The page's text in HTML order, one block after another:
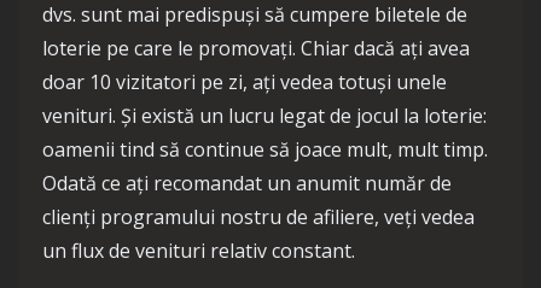
dvs. sunt mai predispuși să cumpere biletele de
loterie pe care le promovați. Chiar dacă ați avea
doar 10 vizitatori pe zi, ați vedea totuși unele
venituri. Și există un lucru legat de jocul la loterie:
oamenii tind să continue să joace mult, mult timp.
Odată ce ați recomandat un anumit număr de
clienți programului nostru de afiliere, veți vedea
un flux de venituri relativ constant.